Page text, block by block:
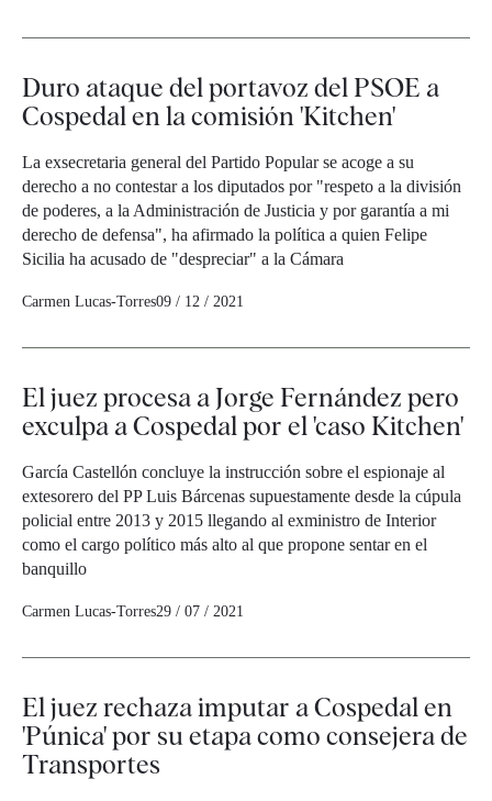
Duro ataque del portavoz del PSOE a
Cospedal en la comisión 'Kitchen'
La exsecretaria general del Partido Popular se acoge a su
derecho a no contestar a los diputados por "respeto a la división
de poderes, a la Administración de Justicia y por garantía a mi
derecho de defensa", ha afirmado la política a quien Felipe
Sicilia ha acusado de "despreciar" a la Cámara
Carmen Lucas-Torres09 / 12 / 2021
El juez procesa a Jorge Fernández pero
exculpa a Cospedal por el 'caso Kitchen'
García Castellón concluye la instrucción sobre el espionaje al
extesorero del PP Luis Bárcenas supuestamente desde la cúpula
policial entre 2013 y 2015 llegando al exministro de Interior
como el cargo político más alto al que propone sentar en el
banquillo
Carmen Lucas-Torres29 / 07 / 2021
El juez rechaza imputar a Cospedal en
'Púnica' por su etapa como consejera de
Transportes